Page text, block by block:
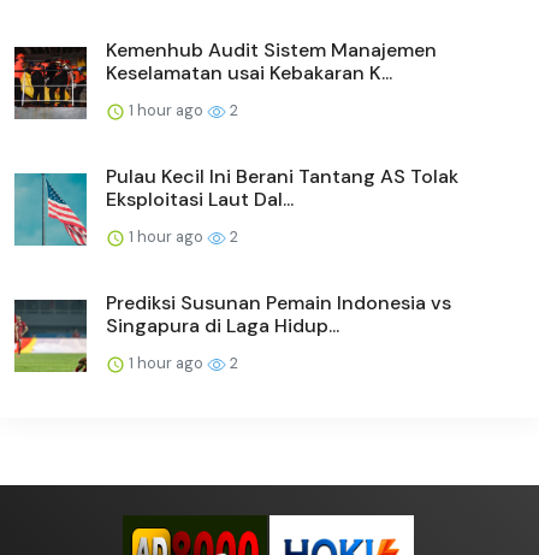
Kemenhub Audit Sistem Manajemen
Keselamatan usai Kebakaran K...
1 hour ago 2
Pulau Kecil Ini Berani Tantang AS Tolak
Eksploitasi Laut Dal...
1 hour ago 2
Prediksi Susunan Pemain Indonesia vs
Singapura di Laga Hidup...
1 hour ago 2